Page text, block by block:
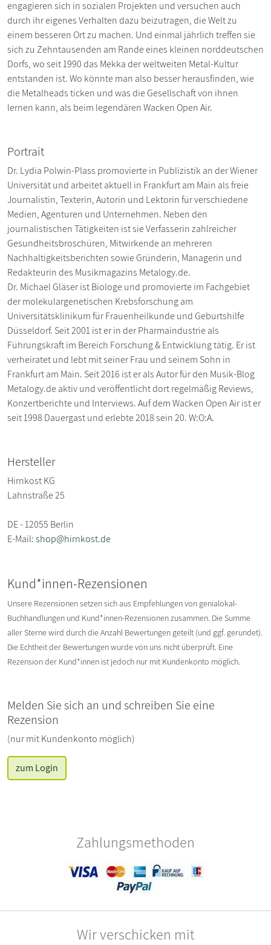
engagieren sich in sozialen Projekten und versuchen auch
durch ihr eigenes Verhalten dazu beizutragen, die Welt zu
einem besseren Ort zu machen. Und einmal jährlich treffen sie
sich zu Zehntausenden am Rande eines kleinen norddeutschen
Dorfs, wo seit 1990 das Mekka der weltweiten Metal-Kultur
entstanden ist. Wo könnte man also besser herausfinden, wie
die Metalheads ticken und was die Gesellschaft von ihnen
lernen kann, als beim legendären Wacken Open Air.
Portrait
Dr. Lydia Polwin-Plass promovierte in Publizistik an der Wiener
Universität und arbeitet aktuell in Frankfurt am Main als freie
Journalistin, Texterin, Autorin und Lektorin für verschiedene
Medien, Agenturen und Unternehmen. Neben den
journalistischen Tätigkeiten ist sie Verfasserin zahlreicher
Gesundheitsbroschüren, Mitwirkende an mehreren
Nachhaltigkeitsberichten sowie Gründerin, Managerin und
Redakteurin des Musikmagazins Metalogy.de.
Dr. Michael Gläser ist Biologe und promovierte im Fachgebiet
der molekulargenetischen Krebsforschung am
Universitätsklinikum für Frauenheilkunde und Geburtshilfe
Düsseldorf. Seit 2001 ist er in der Pharmaindustrie als
Führungskraft im Bereich Forschung & Entwicklung tätig. Er ist
verheiratet und lebt mit seiner Frau und seinem Sohn in
Frankfurt am Main. Seit 2016 ist er als Autor für den Musik-Blog
Metalogy.de aktiv und veröffentlicht dort regelmäßig Reviews,
Konzertberichte und Interviews. Auf dem Wacken Open Air ist er
seit 1998 Dauergast und erlebte 2018 sein 20. W:O:A.
Hersteller
Hirnkost KG
Lahnstraße 25
DE - 12055 Berlin
E-Mail:shop@hirnkost.de
Kund*innen-Rezensionen
Unsere Rezensionen setzen sich aus Empfehlungen von genialokal-
Buchhandlungen und Kund*innen-Rezensionen zusammen. Die Summe
aller Sterne wird durch die Anzahl Bewertungen geteilt (und ggf. gerundet).
Die Echtheit der Bewertungen wurde von uns nicht überprüft. Eine
Rezension der Kund*innen ist jedoch nur mit Kundenkonto möglich.
Melden Sie sich an und schreiben Sie eine
Rezension
(nur mit Kundenkonto möglich)
zum Login
Zahlungsmethoden
Wir verschicken mit